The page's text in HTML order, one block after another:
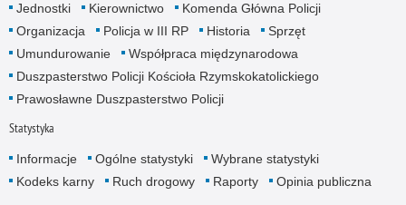
Jednostki Kierownictwo
Komenda Główna Policji
Organizacja
Policja w III RP Historia
Sprzęt
Umundurowanie
Współpraca międzynarodowa
Duszpasterstwo Policji Kościoła Rzymskokatolickiego
Prawosławne Duszpasterstwo Policji
Statystyka
Informacje Ogólne statystyki
Wybrane statystyki
Kodeks karny
Ruch drogowy Raporty Opinia publiczna